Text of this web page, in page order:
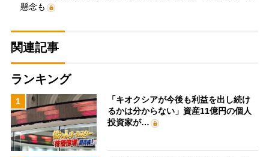
懸念も
関連記事
ランキング
1
「キオクシアが今後も利益を出し続け
るかは分からない」資産11億円の個人
投資家が…